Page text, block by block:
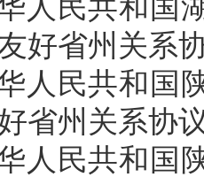
人民共和国
好省州关系
人民共和国
省州关系协
人民共和国